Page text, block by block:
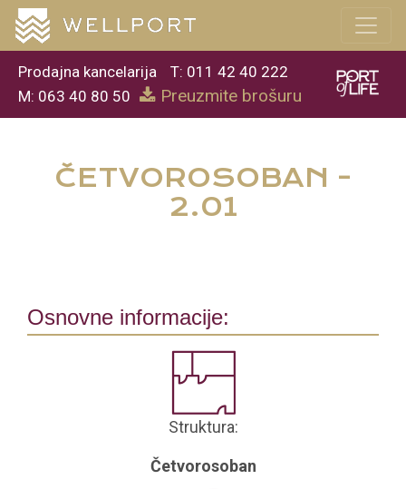
Prodajna kancelarija
T: 011 42 40 222
M: 063 40 80 50
Preuzmite brošuru
ČETVOROSOBAN -
2.01
Osnovne informacije:
Struktura:
Četvorosoban